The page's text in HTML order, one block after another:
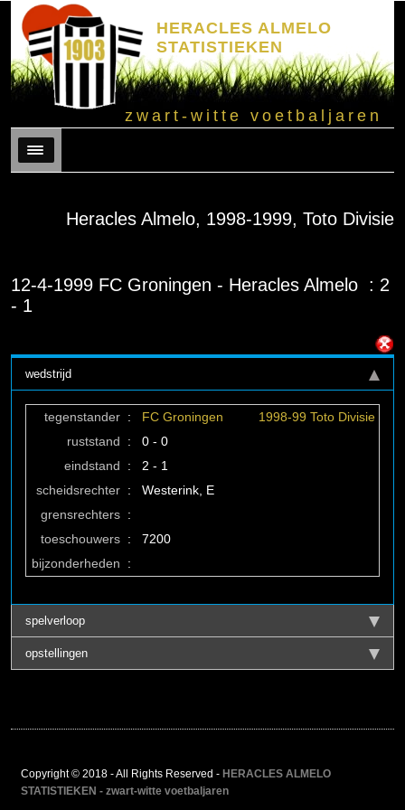
HERACLES ALMELO
STATISTIEKEN
zwart-witte voetbaljaren
Menu
Heracles Almelo, 1998-1999, Toto Divisie
12-4-1999 FC Groningen - Heracles Almelo : 2
- 1
wedstrijd
tegenstander : FC Groningen
1998-99 Toto Divisie
ruststand
:
0 - 0
eindstand
:
2 - 1
scheidsrechter :
Westerink, E
grensrechters :
toeschouwers :
7200
bijzonderheden
:
spelverloop
opstellingen
Copyright © 2018 - All Rights Reserved - HERACLES ALMELO
STATISTIEKEN - zwart-witte voetbaljaren